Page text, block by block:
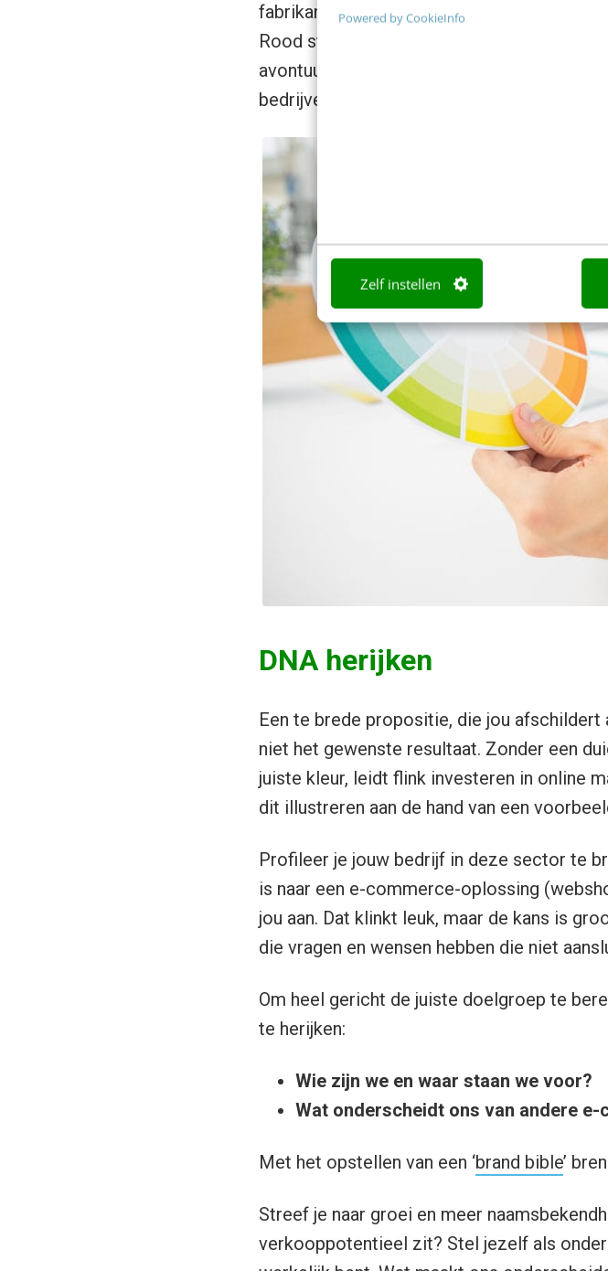
Powered by CookieInfo
Zelf instellen
fabrikanten van degelijke en luxe auto’s
Rood staat daarentegen voor dynamiek en
avontuurlijke merken als Red Bull of
bedrijven die een open en laagdrempelig
DNA herijken
Een te brede propositie, die jou
niet het gewenste resultaat. Zonder een
juiste kleur, leidt flink investeren in online
dit illustreren aan de hand van een
Profileer je jouw bedrijf in deze sector te
is naar een e-commerce-oplossing
jou aan. Dat klinkt leuk, maar de kans is
die vragen en wensen hebben die niet
Om heel gericht de juiste doelgroep te
te herijken:
Wie zijn we en waar staan we voor?
Wat onderscheidt ons van andere
Met het opstellen van een ‘brand bible’
Streef je naar groei en meer
verkooppotentieel zit? Stel jezelf als